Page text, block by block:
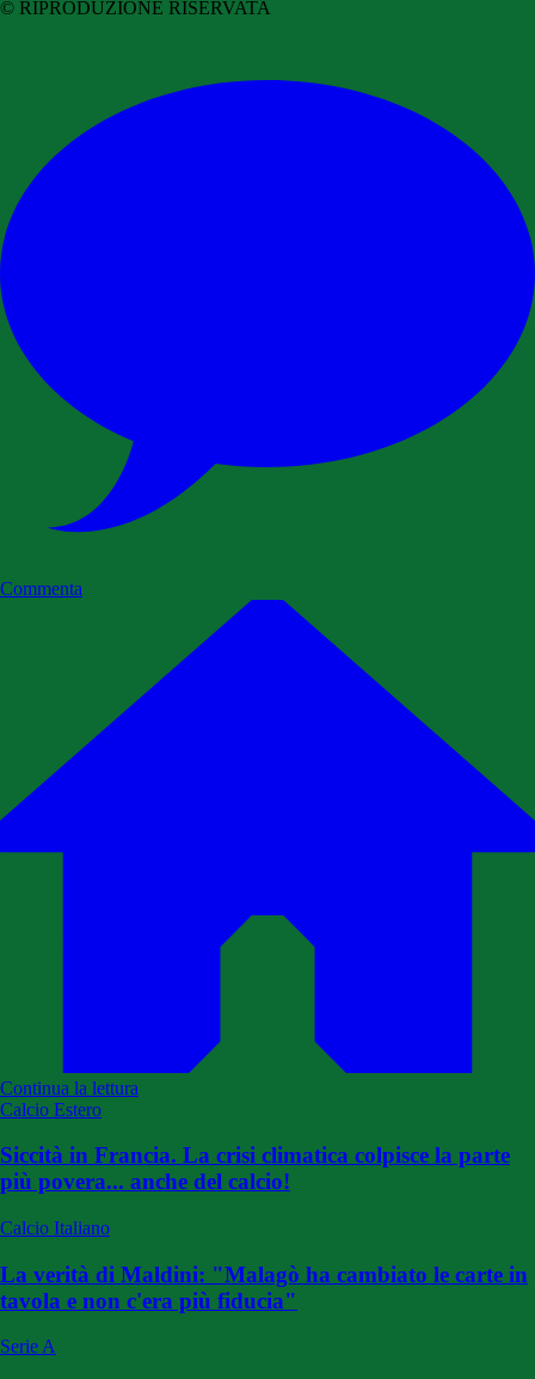
© RIPRODUZIONE RISERVATA
Commenta
Continua la lettura
Calcio Estero
Siccità in Francia. La crisi climatica colpisce la parte
più povera... anche del calcio!
Calcio Italiano
La verità di Maldini: "Malagò ha cambiato le carte in
tavola e non c'era più fiducia"
Serie A